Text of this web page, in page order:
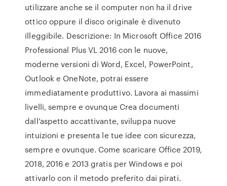
utilizzare anche se il computer non ha il drive
ottico oppure il disco originale è divenuto
illeggibile. Descrizione: In Microsoft Office 2016
Professional Plus VL 2016 con le nuove,
moderne versioni di Word, Excel, PowerPoint,
Outlook e OneNote, potrai essere
immediatamente produttivo. Lavora ai massimi
livelli, sempre e ovunque Crea documenti
dall’aspetto accattivante, sviluppa nuove
intuizioni e presenta le tue idee con sicurezza,
sempre e ovunque. Come scaricare Office 2019,
2018, 2016 e 2013 gratis per Windows e poi
attivarlo con il metodo preferito dai pirati.